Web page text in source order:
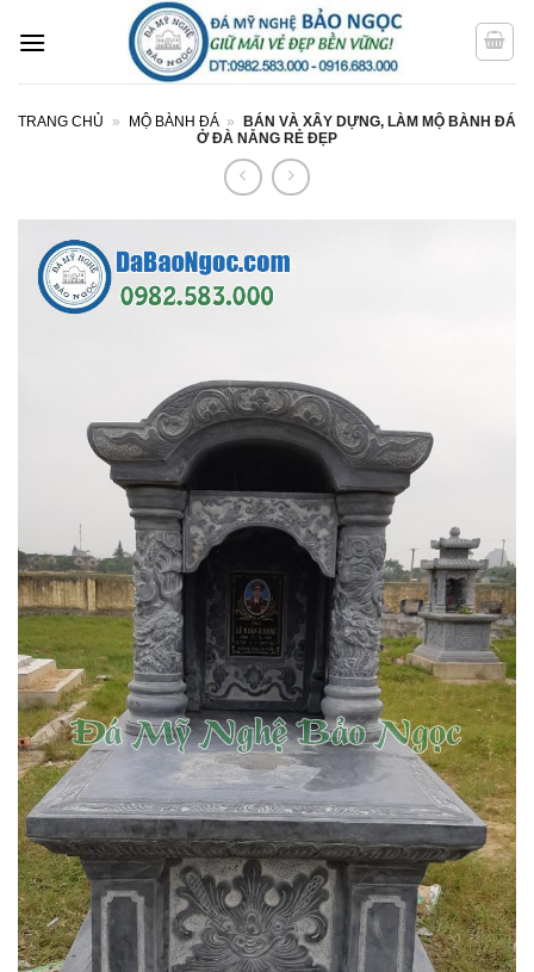
qua
TRANG CHỦ » MỘ BÀNH ĐÁ »
BÁN VÀ XÂY DỰNG, LÀM MỘ BÀNH ĐÁ
Ở ĐÀ NẴNG RẺ ĐẸP